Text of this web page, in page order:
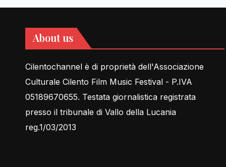
About us
Cilentochannel è di proprietà dell'Associazione
Culturale Cilento Film Music Festival - P.IVA
05189670655. Testata giornalistica registrata
presso il tribunale di Vallo della Lucania
reg.1/03/2013